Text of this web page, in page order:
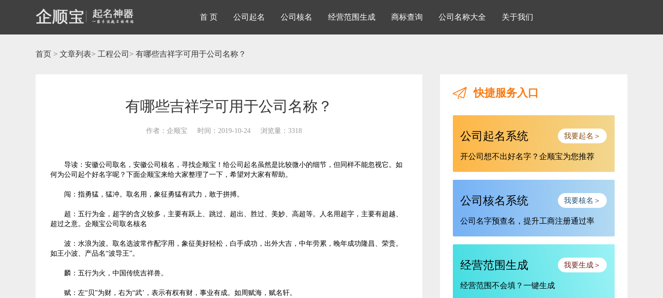
首 页 公司起名 公司核名 经营范围生成 商标查询 公司名称大全 关于我们
首页 > 文章列表> 工程公司 > 有哪些吉祥字可用于公司名称？
有哪些吉祥字可用于公司名称？
作者：企顺宝 时间：2019-10-24 浏览量：3318
导读：安徽公司取名，安徽公司核名，寻找企顺宝！给公司起名虽然是比较微小的细节，但同样不能忽视它。如
何为公司起个好名字呢？下面企顺宝来给大家整理了一下，希望对大家有帮助。
闯：指勇猛，猛冲。取名用，象征勇猛有武力，敢于拼搏。
超：五行为金，超字的含义较多，主要有跃上、跳过、超出、胜过、美妙、高超等。人名用超字，主要有超越、
超过之意。企顺宝公司取名核名
波：水浪为波。取名选波常作配字用，象征美好轻松，白手成功，出外大吉，中年劳累，晚年成功隆昌、荣贵。
如王小波、产品名“波导王”。
麟：五行为火，中国传统吉祥兽。
赋：左“贝”为财，右为“武’，表示有权有财，事业有成。如周赋海，赋名轩。
快捷服务入口
公司起名系统 我要起名＞
开公司想不出好名字？企顺宝为您推荐
公司核名系统 我要核名＞
公司名字预查名，提升工商注册通过率
经营范围生成 我要生成＞
经营范围不会填？一键生成